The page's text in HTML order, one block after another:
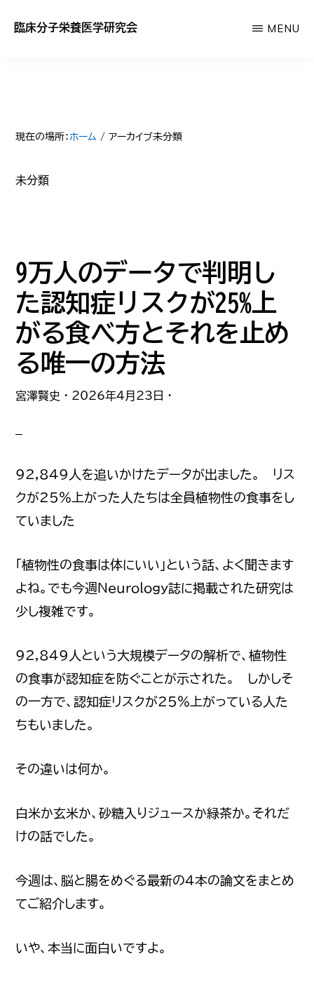
臨床分子栄養医学研究会
サ
リ
な
い
理
由
教
え
す
MENU
現在の場所： ホーム / アーカイブ未分類
未分類
9万人のデータで判明し
た認知症リスクが25%上
がる食べ方とそれを止め
る唯一の方法
宮澤賢史 · 2026年4月23日 ·
92,849人を追いかけたデータが出ました。 リス
クが25%上がった人たちは全員植物性の食事をし
ていました
「植物性の食事は体にいい」という話、よく聞きます
よね。でも今週Neurology誌に掲載された研究は
少し複雑です。
92,849人という大規模データの解析で、植物性
の食事が認知症を防ぐことが示された。 しかしそ
の一方で、認知症リスクが25%上がっている人た
ちもいました。
その違いは何か。
白米か玄米か、砂糖入りジュースか緑茶か。それだ
けの話でした。
今週は、脳と腸をめぐる最新の4本の論文をまとめ
てご紹介します。
いや、本当に面白いですよ。